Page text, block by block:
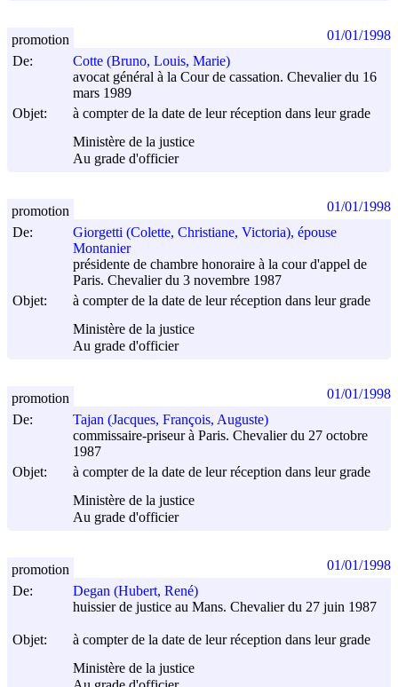
De:
Cotte (Bruno, Louis, Marie)
avocat général à la Cour de cassation. Chevalier du 16
mars 1989
Objet:
à compter de la date de leur réception dans leur grade
Ministère de la justice
Au grade d'officier
promotion 01/01/1998
De:
Giorgetti (Colette, Christiane, Victoria), épouse
Montanier
présidente de chambre honoraire à la cour d'appel de
Paris. Chevalier du 3 novembre 1987
Objet:
à compter de la date de leur réception dans leur grade
Ministère de la justice
Au grade d'officier
promotion 01/01/1998
De:
Tajan (Jacques, François, Auguste)
commissaire-priseur à Paris. Chevalier du 27 octobre
1987
Objet:
à compter de la date de leur réception dans leur grade
Ministère de la justice
Au grade d'officier
promotion 01/01/1998
De:
Degan (Hubert, René)
huissier de justice au Mans. Chevalier du 27 juin 1987
Objet:
à compter de la date de leur réception dans leur grade
Ministère de la justice
promotion 01/01/1998